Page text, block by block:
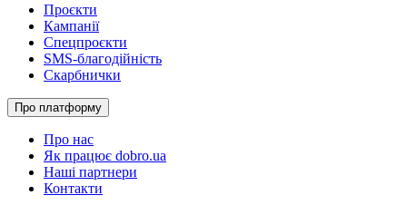
Проєкти
Кампанії
Спецпроєкти
SMS-благодійність
Скарбнички
Про платформу
Про нас
Як працює dobro.ua
Наші партнери
Контакти